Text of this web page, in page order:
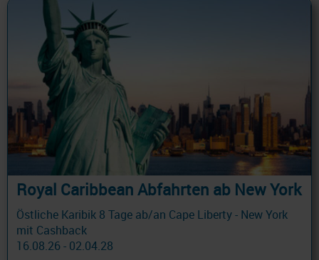
Royal Caribbean Abfahrten ab New York
Östliche Karibik 8 Tage ab/an Cape Liberty - New York
mit Cashback
16.08.26 - 02.04.28